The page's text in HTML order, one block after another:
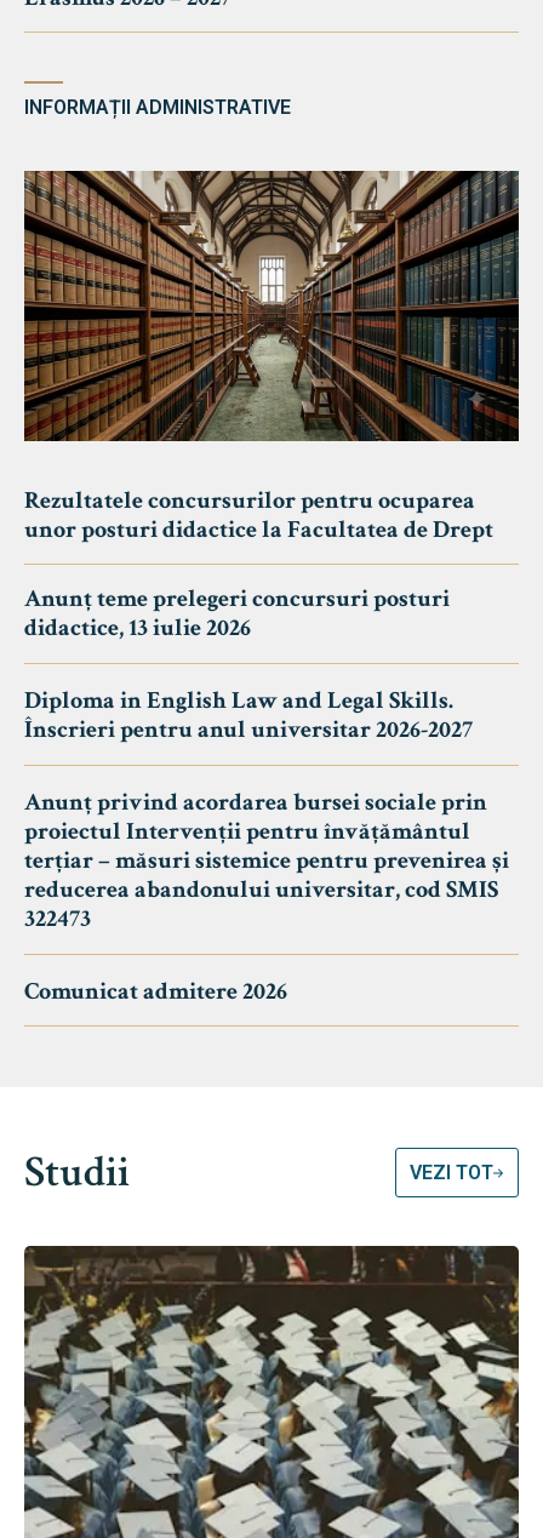
INFORMAȚII ADMINISTRATIVE
Rezultatele concursurilor pentru ocuparea
unor posturi didactice la Facultatea de Drept
Anunț teme prelegeri concursuri posturi
didactice, 13 iulie 2026
Diploma in English Law and Legal Skills.
Înscrieri pentru anul universitar 2026-2027
Anunț privind acordarea bursei sociale prin
proiectul Intervenții pentru învățământul
terțiar – măsuri sistemice pentru prevenirea și
reducerea abandonului universitar, cod SMIS
322473
Comunicat admitere 2026
Studii VEZI TOT